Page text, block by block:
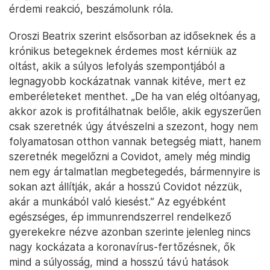
érdemi reakció, beszámolunk róla.
Oroszi Beatrix szerint elsősorban az időseknek és a
krónikus betegeknek érdemes most kérniük az
oltást, akik a súlyos lefolyás szempontjából a
legnagyobb kockázatnak vannak kitéve, mert ez
emberéleteket menthet. „De ha van elég oltóanyag,
akkor azok is profitálhatnak belőle, akik egyszerűen
csak szeretnék úgy átvészelni a szezont, hogy nem
folyamatosan otthon vannak betegség miatt, hanem
szeretnék megelőzni a Covidot, amely még mindig
nem egy ártalmatlan megbetegedés, bármennyire is
sokan azt állítják, akár a hosszú Covidot nézzük,
akár a munkából való kiesést.” Az egyébként
egészséges, ép immunrendszerrel rendelkező
gyerekekre nézve azonban szerinte jelenleg nincs
nagy kockázata a koronavírus-fertőzésnek, ők
mind a súlyosság, mind a hosszú távú hatások